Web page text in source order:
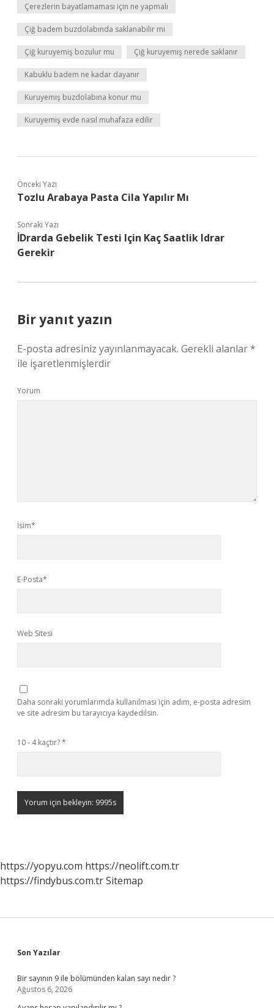
Çerezlerin bayatlamaması için ne yapmalı
Çiğ badem buzdolabında saklanabilir mi
Çiğ kuruyemiş bozulur mu Çiğ kuruyemiş nerede saklanır
Kabuklu badem ne kadar dayanır
Kuruyemiş buzdolabına konur mu
Kuruyemiş evde nasıl muhafaza edilir
Önceki Yazı
Tozlu Arabaya Pasta Cila Yapılır Mı
Sonraki Yazı
İDrarda Gebelik Testi Için Kaç Saatlik Idrar
Gerekir
Bir yanıt yazın
E-posta adresiniz yayınlanmayacak. Gerekli alanlar*
ile işaretlenmişlerdir
Yorum
İsim*
E-Posta*
Web Sitesi
Daha sonraki yorumlarımda kullanılması için adım, e-posta adresim
ve site adresim bu tarayıcıya kaydedilsin.
10 - 4 kaçtır?*
https://yopyu.com https://neolift.com.tr
https://findybus.com.trSitemap
Sidebar
Son Yazılar
Bir sayının 9 ile bölümünden kalan sayı nedir ?
Ağustos 6, 2026